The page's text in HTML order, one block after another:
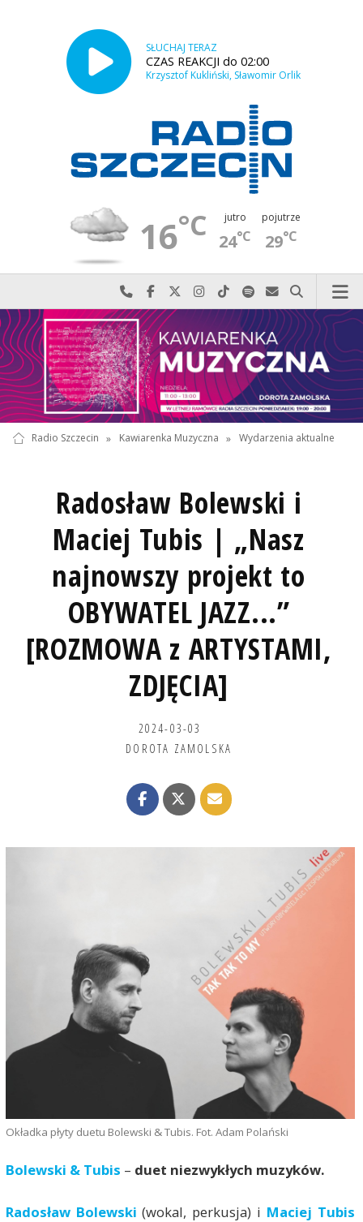
SŁUCHAJ TERAZ
CZAS REAKCJI do 02:00
Krzysztof Kukliński, Sławomir Orlik
16°C jutro
24°C
pojutrze
29°C
Najlepiej po prostu do nas zadzwoń
Odwiedź nas na Facebook-u
Odwiedź nas na X
Odwiedź nas na Instagram-ie
Odwiedź nas na TikTok-u
Szukaj nas na Spotify
Wyślij do nas
Szukaj
Radio Szczecin » Kawiarenka Muzyczna » Wydarzenia aktualne
Radosław Bolewski i
Maciej Tubis | „Nasz
najnowszy projekt to
OBYWATEL JAZZ...”
[ROZMOWA z ARTYSTAMI,
ZDJĘCIA]
2024-03-03
DOROTA ZAMOLSKA
Okładka płyty duetu Bolewski & Tubis. Fot. Adam Polański
Bolewski & Tubis – duet niezwykłych muzyków.
Radosław Bolewski (wokal, perkusja) i Maciej Tubis